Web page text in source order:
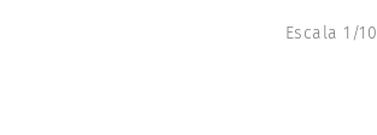
Escala 1/10